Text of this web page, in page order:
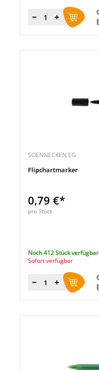
Menge
SOENNECKEN EG
Flipchartmarker
0,79 €*
pro Stück
Noch 412 Stück verfügbar
Sofort verfügbar
Menge